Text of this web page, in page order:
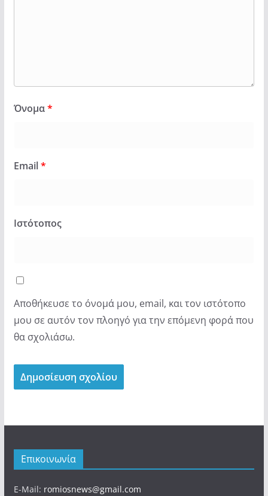
Όνομα*
Email*
Ιστότοπος
Αποθήκευσε το όνομά μου, email, και τον ιστότοπο
μου σε αυτόν τον πλοηγό για την επόμενη φορά που
θα σχολιάσω.
Επικοινωνία
E-Mail: romiosnews@gmail.com